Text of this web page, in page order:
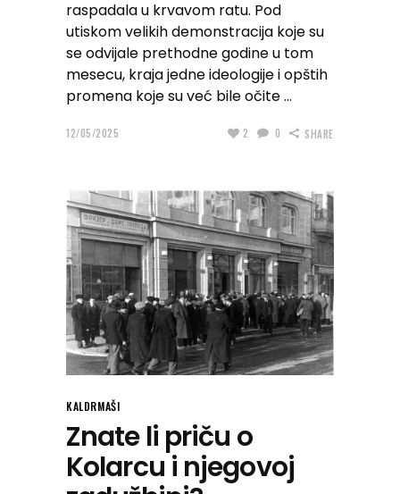
raspadala u krvavom ratu. Pod
utiskom velikih demonstracija koje su
se odvijale prethodne godine u tom
mesecu, kraja jedne ideologije i opštih
promena koje su već bile očite
12/05/2025 2 0 SHARE
KALDRMAŠI
Znate li priču o
Kolarcu i njegovoj